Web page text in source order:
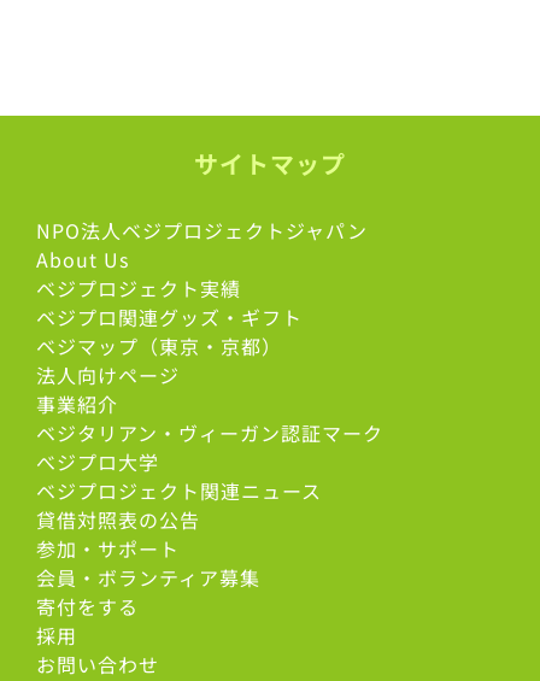
サイトマップ
NPO法人ベジプロジェクトジャパン
About Us
ベジプロジェクト実績
ベジプロ関連グッズ・ギフト
ベジマップ（東京・京都）
法人向けページ
事業紹介
ベジタリアン・ヴィーガン認証マーク
べジプロ大学
ベジプロジェクト関連ニュース
貸借対照表の公告
参加・サポート
会員・ボランティア募集
寄付をする
採用
お問い合わせ